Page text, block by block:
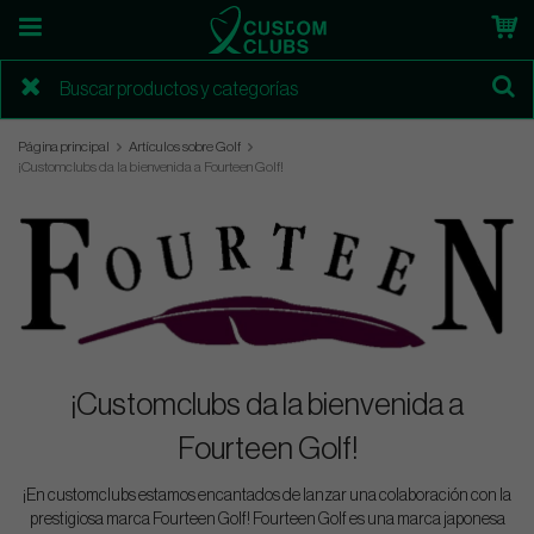
Página principal
Artículos sobre Golf
¡Customclubs da la bienvenida a Fourteen Golf!
¡Customclubs da la bienvenida a
Fourteen Golf!
¡En customclubs estamos encantados de lanzar una colaboración con la
prestigiosa marca Fourteen Golf! Fourteen Golf es una marca japonesa